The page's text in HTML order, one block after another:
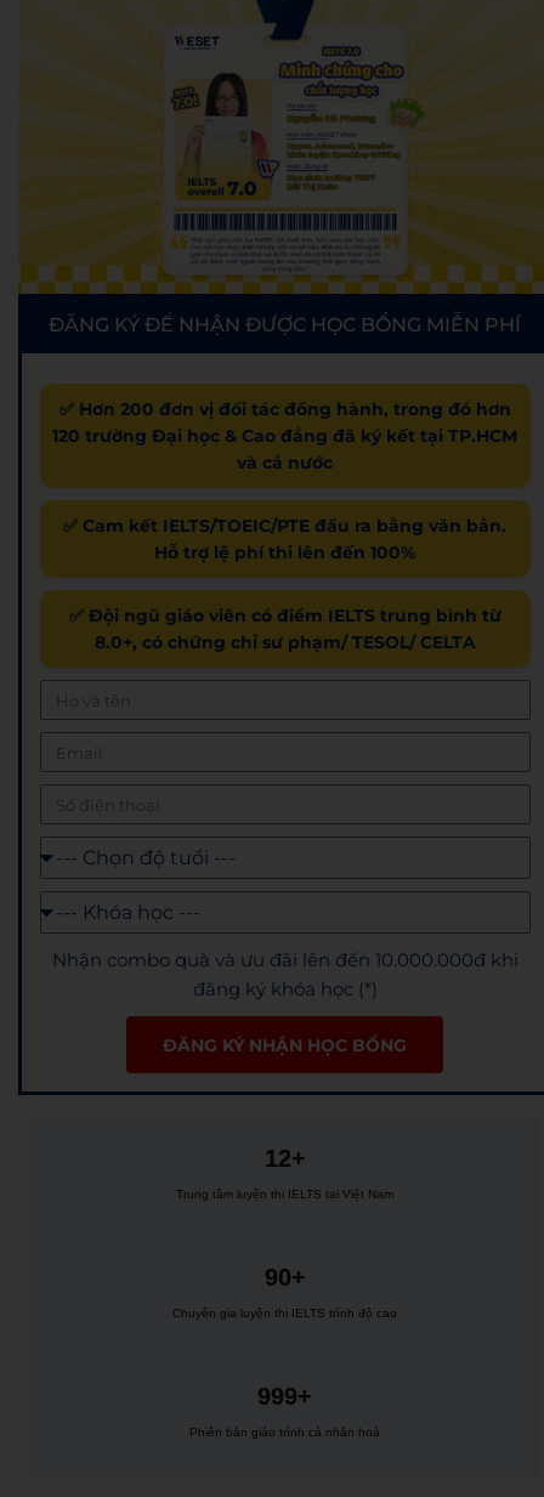
ĐĂNG KÝ ĐỂ NHẬN ĐƯỢC HỌC BỔNG MIỄN PHÍ
✅ Hơn 200 đơn vị đối tác đồng hành, trong đó hơn
120 trường Đại học & Cao đẳng đã ký kết tại TP.HCM
và cả nước
✅ Cam kết IELTS/TOEIC/PTE đầu ra bằng văn bản.
Hỗ trợ lệ phí thi lên đến 100%
✅ Đội ngũ giáo viên có điểm IELTS trung bình từ
8.0+, có chứng chỉ sư phạm/ TESOL/ CELTA
Nhận combo quà và ưu đãi lên đến 10.000.000đ khi
đăng ký khóa học (*)
ĐĂNG KÝ NHẬN HỌC BỔNG
12+
Trung tâm luyện thi IELTS tại Việt Nam
90+
Chuyên gia luyện thi IELTS trình độ cao
999+
Phiên bản giáo trình cá nhân hoá